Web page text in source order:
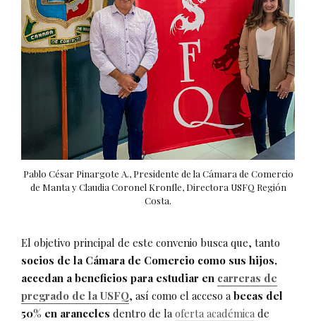
Pablo César Pinargote A., Presidente de la Cámara de Comercio
de Manta y Claudia Coronel Kronfle, Directora USFQ Región
Costa.
El objetivo principal de este convenio busca que, tanto
socios de la Cámara de Comercio como sus hijos,
accedan a beneficios para estudiar en carreras de
pregrado de la USFQ, así como el acceso a becas del
50% en aranceles dentro de la oferta académica de